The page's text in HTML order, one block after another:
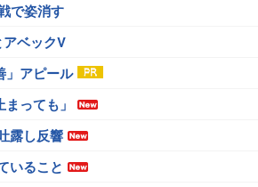
で姿消す
ベックV
」アピール
っても」
露し反響
いること